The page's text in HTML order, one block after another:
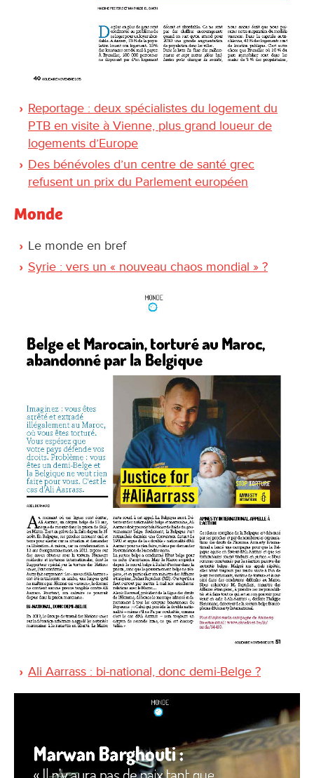
Reportage : deux spécialistes du logement du
PTB en visite à Vienne, plus grand loueur de
logements d’Europe
Des bénévoles d’un centre de santé grec
refusent un prix du Parlement européen
Monde
Le monde en bref
Syrie : vers un « nouveau chaos mondial » ?
Ali Aarrass : bi-national, donc demi-Belge ?